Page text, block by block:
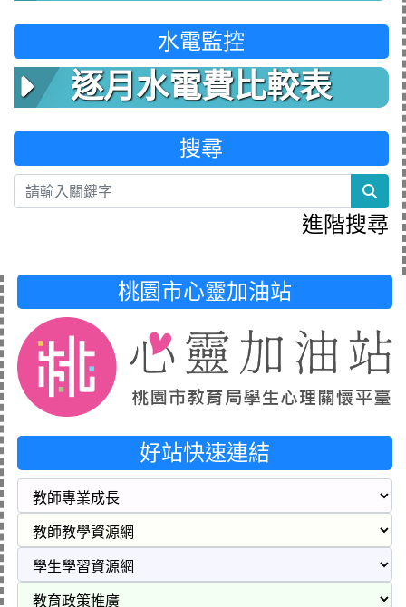
水電監控
逐月水電費比較表
搜尋
進階搜尋
桃園市心靈加油站
好站快速連結